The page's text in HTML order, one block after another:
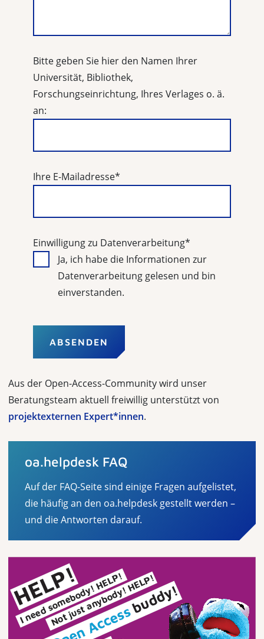
Bitte geben Sie hier den Namen Ihrer
Universität, Bibliothek,
Forschungseinrichtung, Ihres Verlages o. ä.
an:
Ihre E-Mailadresse*
Einwilligung zu Datenverarbeitung*
Ja, ich habe die Informationen zur
Datenverarbeitung gelesen und bin
einverstanden.
Aus der Open-Access-Community wird unser
Beratungsteam aktuell freiwillig unterstützt von
projektexternen Expert*innen.
oa.helpdesk FAQ
Auf der FAQ-Seite sind einige Fragen aufgelistet,
die häufig an den oa.helpdesk gestellt werden –
und die Antworten darauf.